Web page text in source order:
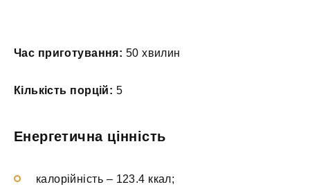
Час приготування: 50 хвилин
Кількість порцій: 5
Енергетична цінність
калорійність – 123.4 ккал;